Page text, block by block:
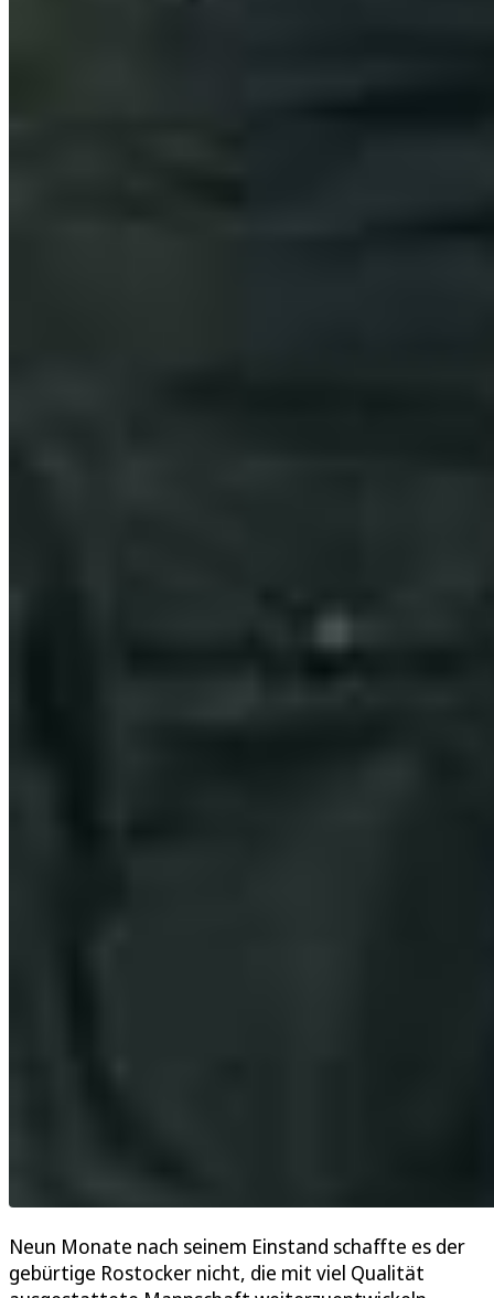
Neun Monate nach seinem Einstand schaffte es der
gebürtige Rostocker nicht, die mit viel Qualität